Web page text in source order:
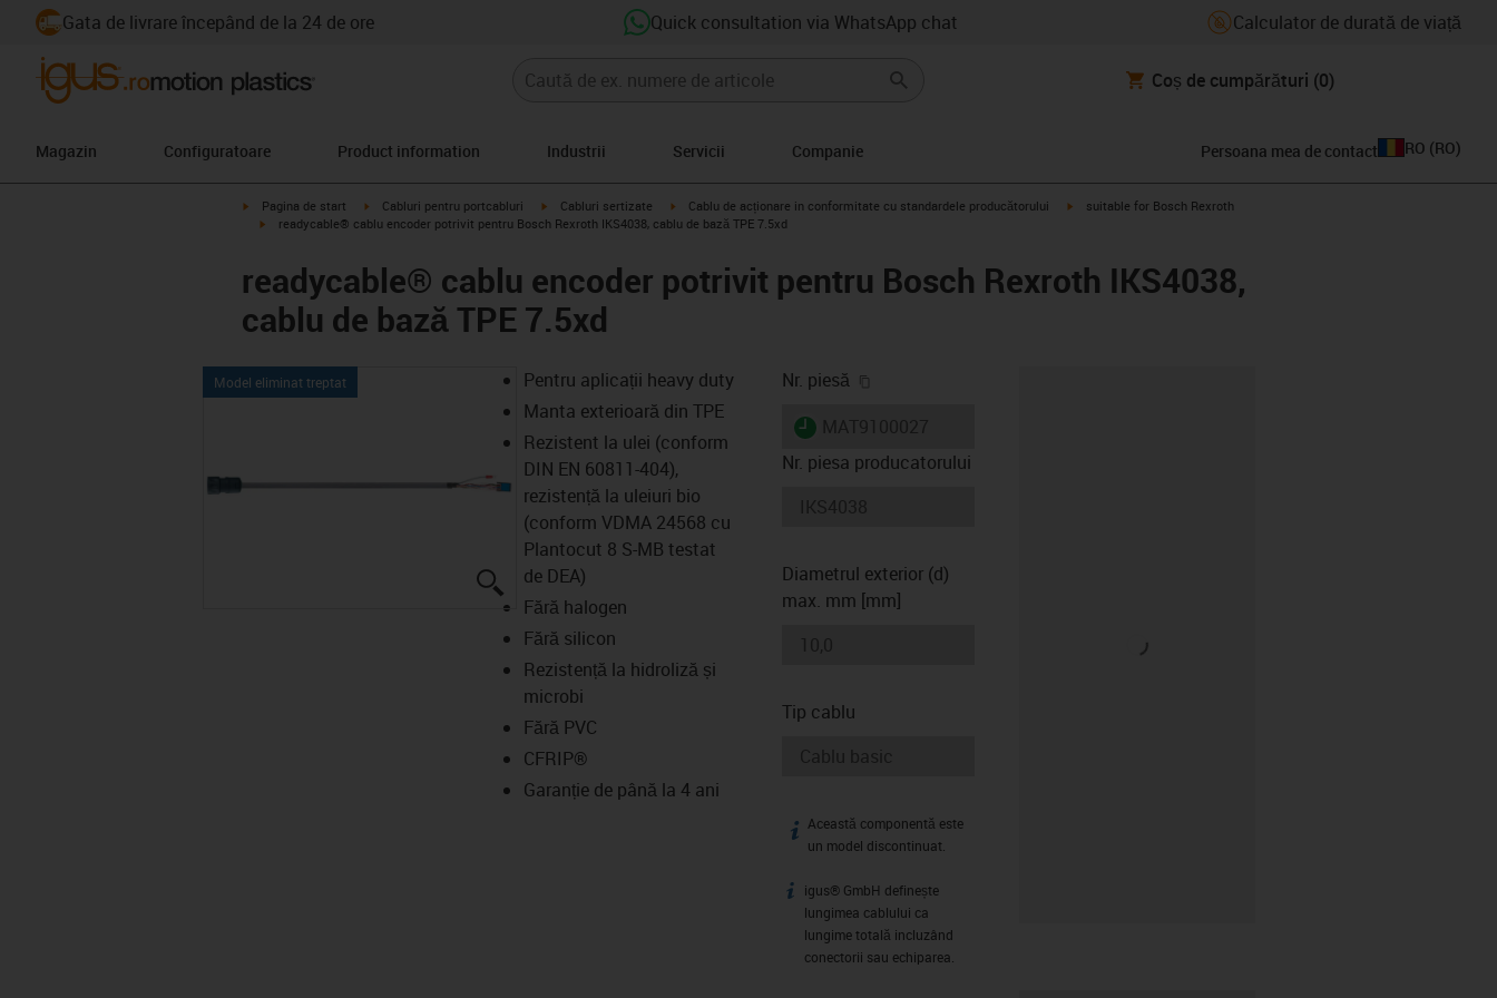
Gata de livrare începând de la 24 de ore Quick consultation via WhatsApp chat Calculator de durată de viață
Coș de cumpărături (0)
Magazin Configuratoare Product information Industrii Servicii Companie Persoana mea de contact RO (RO)
igus-icon-arrow-right
Pagina de start igus-icon-arrow-right
Cabluri pentru portcabluri igus-icon-arrow-right
Cabluri sertizate igus-icon-arrow-right
Cablu de acționare in conformitate cu standardele producătorului igus-icon-arrow-right
suitable for Bosch Rexroth
igus-icon-arrow-right
readycable® cablu encoder potrivit pentru Bosch Rexroth IKS4038, cablu de bază TPE 7.5xd
readycable® cablu encoder potrivit pentru Bosch Rexroth IKS4038,
cablu de bază TPE 7.5xd
Model eliminat treptat
igus-icon-lupe
Pentru aplicații heavy duty
Manta exterioară din TPE
Rezistent la ulei (conform
DIN EN 60811-404),
rezistență la uleiuri bio
(conform VDMA 24568 cu
Plantocut 8 S-MB testat
de DEA)
Fără halogen
Fără silicon
Rezistență la hidroliză și
microbi
Fără PVC
CFRIP®
Garanție de până la 4 ani
Nr. piesă
igus-icon-lieferzeit
Nr. piesa producatorului
Diametrul exterior (d)
max. mm [mm]
Tip cablu
igus-icon-info
Această componentă este
un model discontinuat.
igus-icon-info
igus® GmbH definește
lungimea cablului ca
lungime totală incluzând
conectorii sau echiparea.